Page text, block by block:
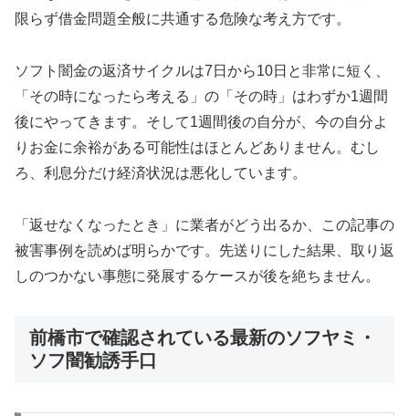
限らず借金問題全般に共通する危険な考え方です。
ソフト闇金の返済サイクルは7日から10日と非常に短く、
「その時になったら考える」の「その時」はわずか1週間
後にやってきます。そして1週間後の自分が、今の自分よ
りお金に余裕がある可能性はほとんどありません。むし
ろ、利息分だけ経済状況は悪化しています。
「返せなくなったとき」に業者がどう出るか、この記事の
被害事例を読めば明らかです。先送りにした結果、取り返
しのつかない事態に発展するケースが後を絶ちません。
前橋市で確認されている最新のソフヤミ・
ソフ闇勧誘手口